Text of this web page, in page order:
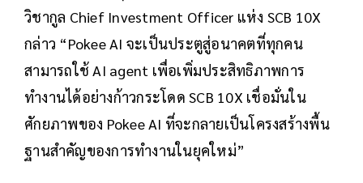
วิชากูล Chief Investment Officer แห่ง SCB 10X
กล่าว “Pokee AI จะเป็นประตูสู่อนาคตที่ทุกคน
สามารถใช้ AI agent เพื่อเพิ่มประสิทธิภาพการ
ทำงานได้อย่างก้าวกระโดด SCB 10X เชื่อมั่นใน
ศักยภาพของ Pokee AI ที่จะกลายเป็นโครงสร้างพื้น
ฐานสำคัญของการทำงานในยุคใหม่”